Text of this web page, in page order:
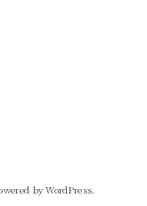
by WordPress.